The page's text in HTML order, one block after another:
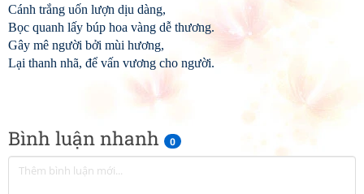
Bình luận nhanh 0
Cánh trắng uốn lượn dịu dàng,
Bọc quanh lấy búp hoa vàng dễ thương.
Gây mê người bởi mùi hương,
Lại thanh nhã, để vấn vương cho người.